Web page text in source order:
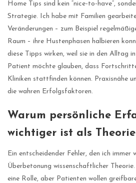
Home Tips sind kein “nice-to-have”,
Strategie. Ich habe mit Familien
Veränderungen – zum Beispiel
Raum – ihre Hustenphasen halbieren
diese Tipps wirken, weil sie in den Alltag
Patient möchte glauben, dass
Kliniken stattfinden können. Praxisnähe
die wahren Erfolgsfaktoren.
Warum persönliche
wichtiger ist als Theorie
Ein entscheidender Fehler, den ich
Überbetonung wissenschaftlicher
eine Rolle, aber Patienten wollen